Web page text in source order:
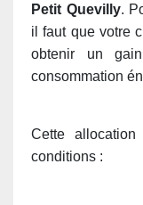
Petit Quevilly.
il faut que votre
obtenir un
consommation
Cette
conditions :